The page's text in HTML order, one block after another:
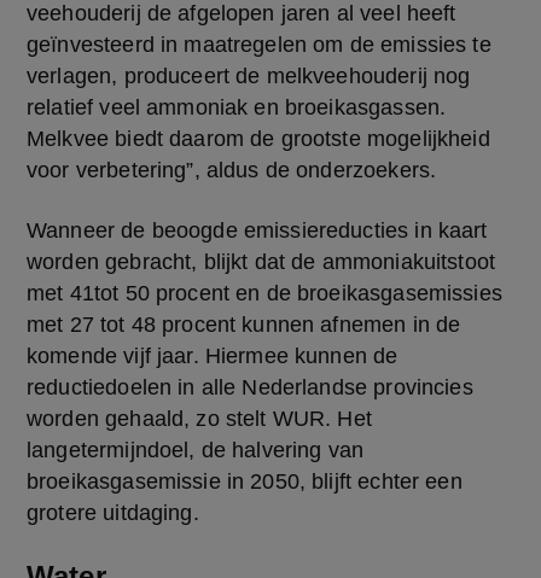
veehouderij de afgelopen jaren al veel heeft
geïnvesteerd in maatregelen om de emissies te
verlagen, produceert de melkveehouderij nog
relatief veel ammoniak en broeikasgassen.
Melkvee biedt daarom de grootste mogelijkheid
voor verbetering”, aldus de onderzoekers.
Wanneer de beoogde emissiereducties in kaart
worden gebracht, blijkt dat de ammoniakuitstoot
met 41tot 50 procent en de broeikasgasemissies
met 27 tot 48 procent kunnen afnemen in de
komende vijf jaar. Hiermee kunnen de
reductiedoelen in alle Nederlandse provincies
worden gehaald, zo stelt WUR. Het
langetermijndoel, de halvering van
broeikasgasemissie in 2050, blijft echter een
grotere uitdaging.